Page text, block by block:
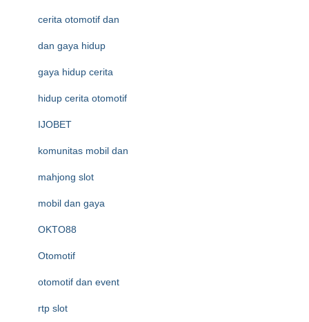
cerita otomotif dan
dan gaya hidup
gaya hidup cerita
hidup cerita otomotif
IJOBET
komunitas mobil dan
mahjong slot
mobil dan gaya
OKTO88
Otomotif
otomotif dan event
rtp slot